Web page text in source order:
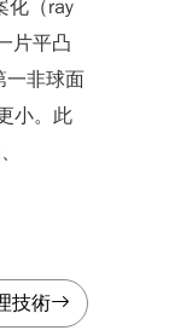
化（ray
片平凸
一非球面
小。此
技術